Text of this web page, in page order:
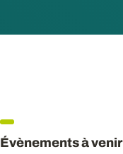
Évènements à venir